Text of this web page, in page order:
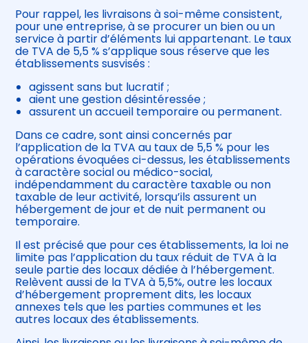
Pour rappel, les livraisons à soi-même consistent,
pour une entreprise, à se procurer un bien ou un
service à partir d’éléments lui appartenant. Le taux
de TVA de 5,5 % s’applique sous réserve que les
établissements susvisés :
agissent sans but lucratif ;
aient une gestion désintéressée ;
assurent un accueil temporaire ou permanent.
Dans ce cadre, sont ainsi concernés par
l’application de la TVA au taux de 5,5 % pour les
opérations évoquées ci-dessus, les établissements
à caractère social ou médico-social,
indépendamment du caractère taxable ou non
taxable de leur activité, lorsqu’ils assurent un
hébergement de jour et de nuit permanent ou
temporaire.
Il est précisé que pour ces établissements, la loi ne
limite pas l’application du taux réduit de TVA à la
seule partie des locaux dédiée à l’hébergement.
Relèvent aussi de la TVA à 5,5%, outre les locaux
d’hébergement proprement dits, les locaux
annexes tels que les parties communes et les
autres locaux des établissements.